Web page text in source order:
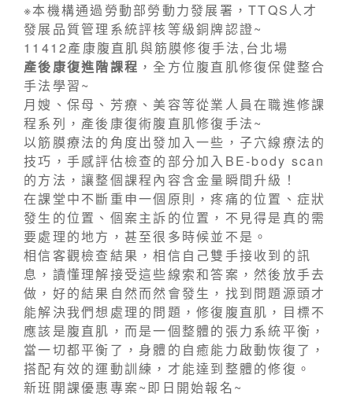
※本機構通過勞動部勞動力發展署，TTQS人才
發展品質管理系統評核等級銅牌認證~
11412產康腹直肌與筋膜修復手法,台北場
產後康復進階課程 ，全方位腹直肌修復保健整合
手法學習~
月嫂、保母、芳療、美容等從業人員在職進修課
程系列，產後康復術腹直肌修復手法~
以筋膜療法的角度出發加入一些，子穴線療法的
技巧，手感評估檢查的部分加入BE-body scan
的方法，讓整個課程內容含金量瞬間升級！
在課堂中不斷重申一個原則，疼痛的位置、症狀
發生的位置、個案主訴的位置，不見得是真的需
要處理的地方，甚至很多時候並不是。
相信客觀檢查結果，相信自己雙手接收到的訊
息，讀懂理解接受這些線索和答案，然後放手去
做，好的結果自然而然會發生，找到問題源頭才
能解決我們想處理的問題，修復腹直肌，目標不
應該是腹直肌，而是一個整體的張力系統平衡，
當一切都平衡了，身體的自癒能力啟動恢復了，
搭配有效的運動訓練，才能達到整體的修復。
新班開課優惠專案~即日開始報名~